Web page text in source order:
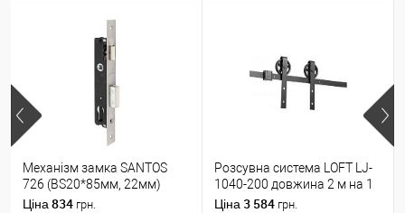
Механізм замка SANTOS
726 (BS20*85мм, 22мм)
матовий хром
Ціна 834 грн.
Розсувна система LOFT LJ-
1040-200 довжина 2 м на 1
полотно вагою до 100 кг
Ціна 3 584 грн.